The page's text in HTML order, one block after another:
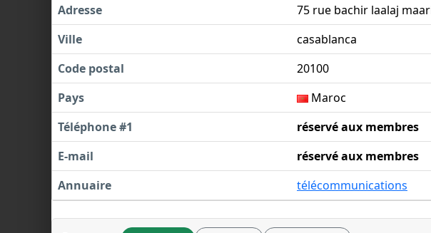
Adresse
75 rue bachir laalaj
Ville
casablanca
Code postal
20100
Pays
Maroc
Téléphone #1
réservé aux membres
E-mail
réservé aux membres
Annuaire
télécommunications